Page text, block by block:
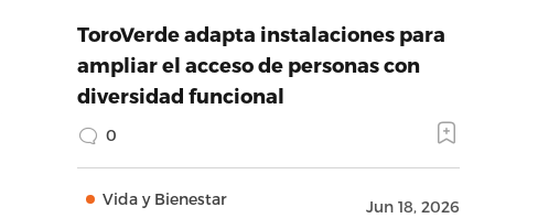
ToroVerde adapta instalaciones para
ampliar el acceso de personas con
diversidad funcional
0
Vida y Bienestar Jun 18, 2026